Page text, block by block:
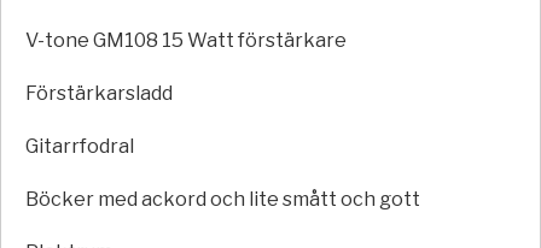
V-tone GM108 15 Watt förstärkare
Förstärkarsladd
Gitarrfodral
Böcker med ackord och lite smått och gott